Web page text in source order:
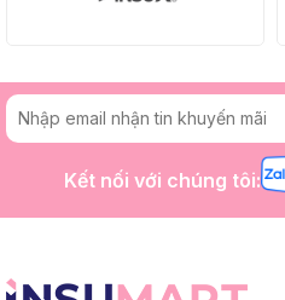
Kết nối với chúng tôi: